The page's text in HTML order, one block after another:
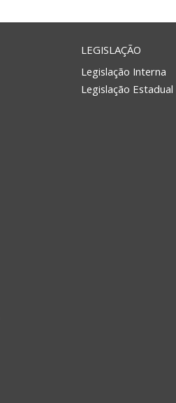
LEGISLAÇÃO
Legislação Interna
Legislação Estadual